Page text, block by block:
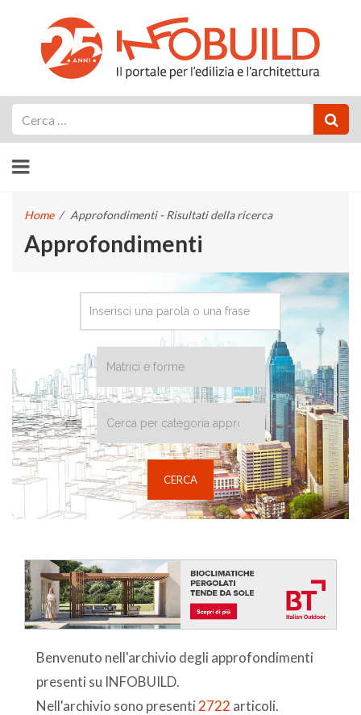
Home / Approfondimenti - Risultati della ricerca
Approfondimenti
Benvenuto nell'archivio degli approfondimenti
presenti su INFOBUILD.
Nell'archivio sono presenti 2722 articoli.